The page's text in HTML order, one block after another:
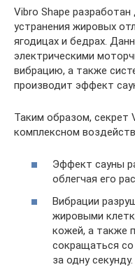
Vibro Shape
устранения жировых
ягодицах и бедрах.
электрическими
вибрацию, а также
производит эффект
Таким образом, секрет
комплексном
Эффект сауны
облегчая его
Вибрации
жировыми
кожей, а также
сокращаться
за одну секунду.